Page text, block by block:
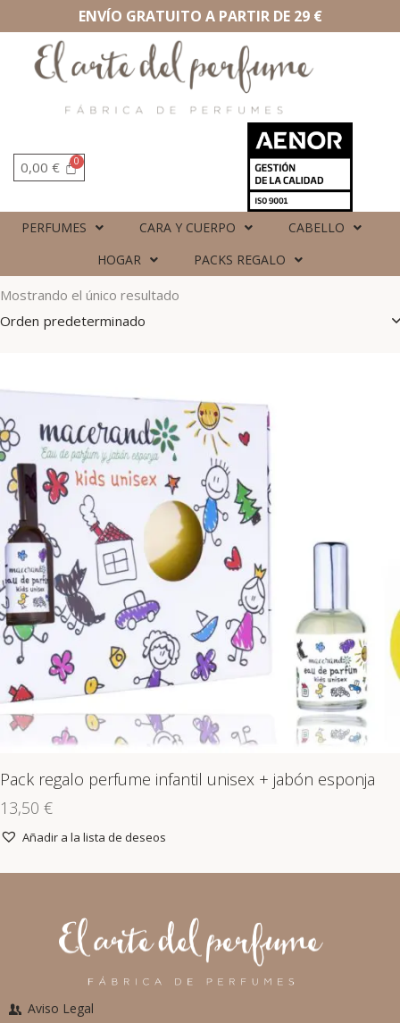
ENVÍO GRATUITO A PARTIR DE 29 €
0,00 €
PERFUMES CARA Y CUERPO
CABELLO
HOGAR
PACKS REGALO
Mostrando el único resultado
Pack regalo perfume infantil unisex + jabón esponja
13,50 €
Añadir a la lista de deseos
Aviso Legal